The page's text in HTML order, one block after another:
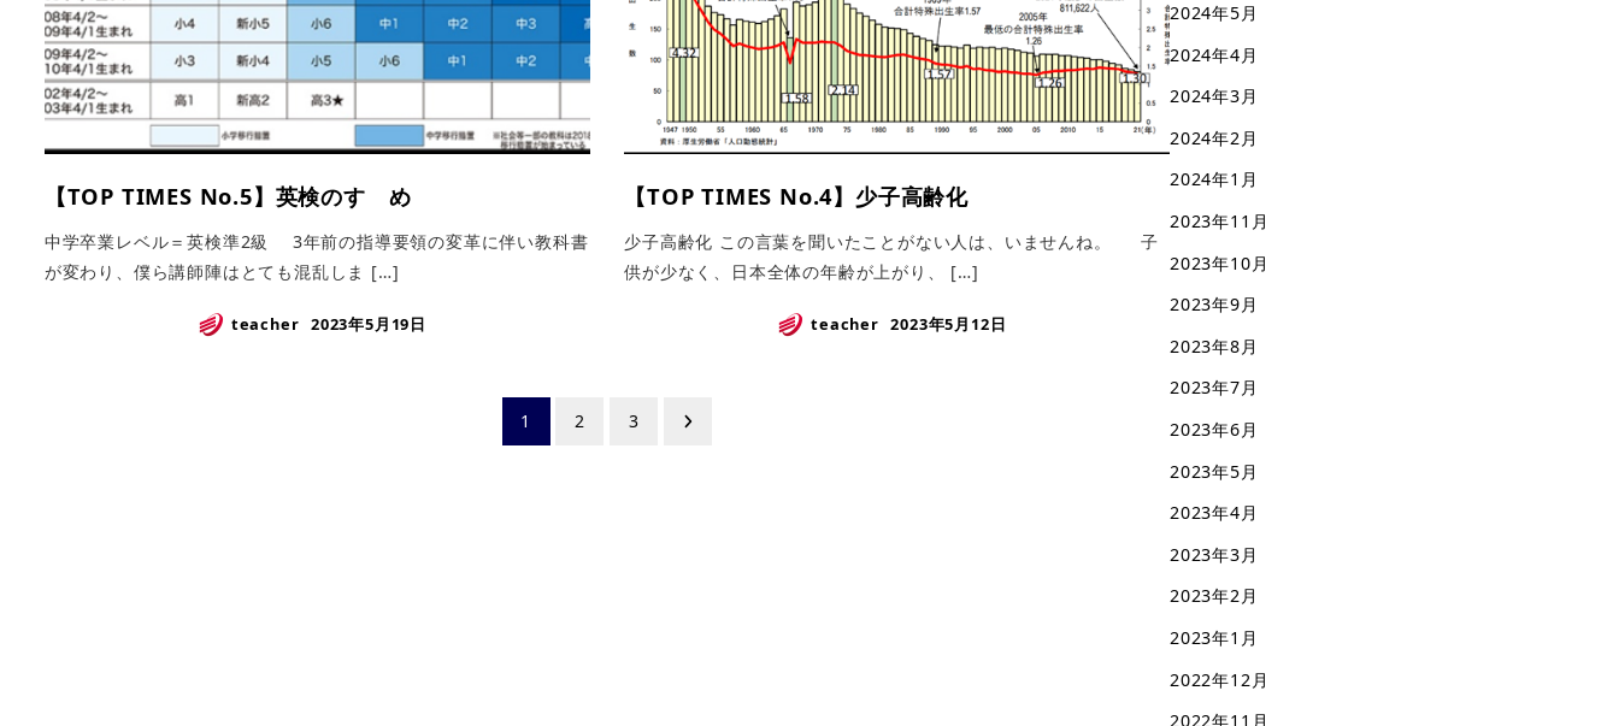
【TOP TIMES No.5】英検のすゝめ
中学卒業レベル＝英検準2級 3年前の指導要領の変革に伴い教科書
が変わり、僕ら講師陣はとても混乱しま […]
teacher 2023年5月19日
【TOP TIMES No.4】少子高齢化
少子高齢化 この言葉を聞いたことがない人は、いませんね。 子
供が少なく、日本全体の年齢が上がり、 […]
teacher 2023年5月12日
1 2 3
2024年5月
2024年4月
2024年3月
2024年2月
2024年1月
2023年11月
2023年10月
2023年9月
2023年8月
2023年7月
2023年6月
2023年5月
2023年4月
2023年3月
2023年2月
2023年1月
2022年12月
2022年11月